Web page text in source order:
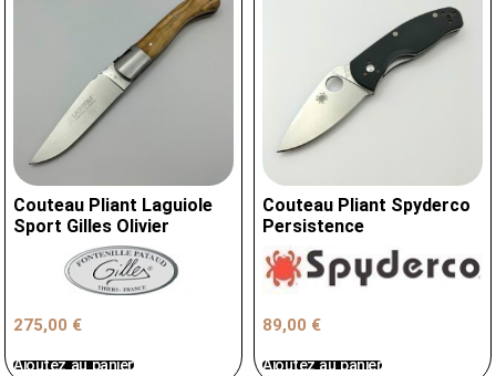
Couteau Pliant Laguiole
Sport Gilles Olivier
275,00 €
Ajoutez au panier
Couteau Pliant Spyderco
Persistence
89,00 €
Ajoutez au panier